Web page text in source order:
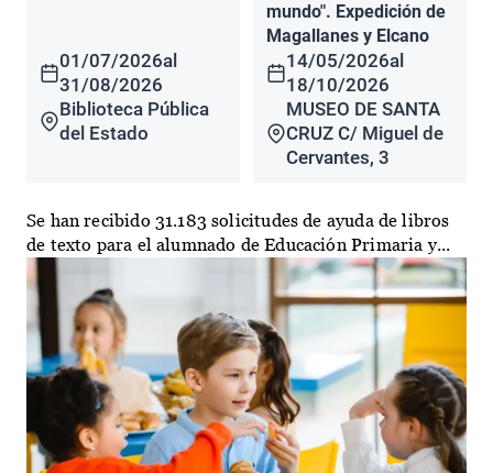
01/07/2026al
31/08/2026
Biblioteca Pública
del Estado
mundo". Expedición de
Magallanes y Elcano
14/05/2026al
18/10/2026
MUSEO DE SANTA
CRUZ C/ Miguel de
Cervantes, 3
Se han recibido 31.183 solicitudes de ayuda de libros
de texto para el alumnado de Educación Primaria y...